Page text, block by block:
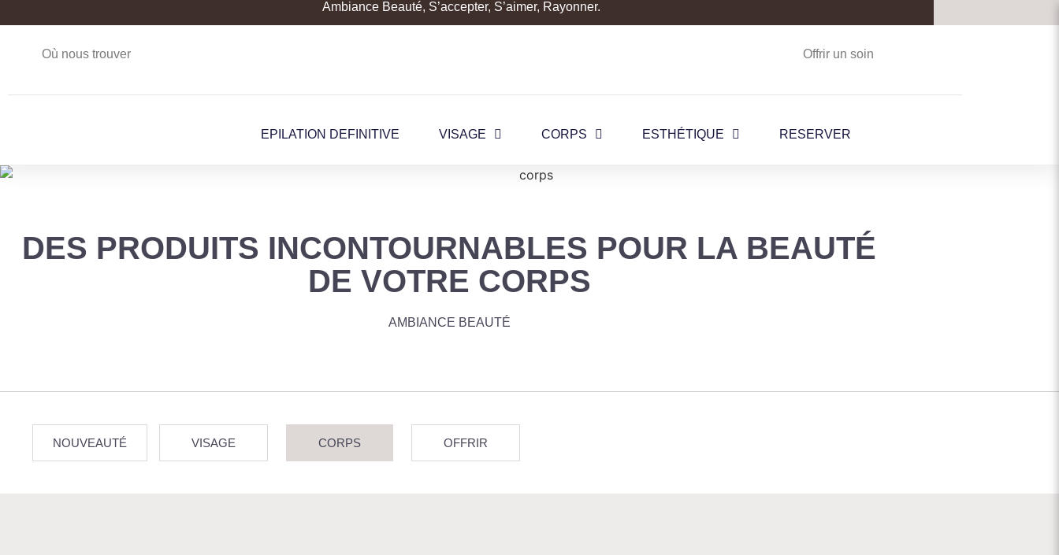
Ambiance Beauté, S’accepter, S’aimer, Rayonner.
Où nous trouver Offrir un soin
EPILATION DEFINITIVE VISAGE CORPS ESTHÉTIQUE RESERVER
DES PRODUITS INCONTOURNABLES POUR LA BEAUTÉ
DE VOTRE CORPS
AMBIANCE BEAUTÉ
NOUVEAUTÉ VISAGE CORPS OFFRIR